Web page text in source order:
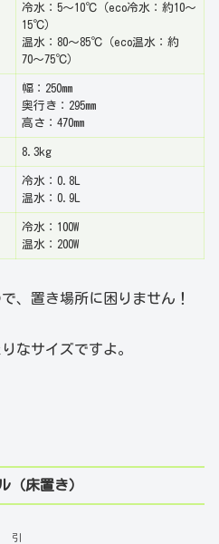
冷水：5〜10℃（eco冷水：約10〜
15℃）
温水：80〜85℃（eco温水：約
70〜75℃）
幅：250mm
奥行き：295mm
高さ：470mm
8.3kg
冷水：0.8L
温水：0.9L
冷水：100W
温水：200W
、置き場所に困りません！
なサイズですよ。
（床置き）
引